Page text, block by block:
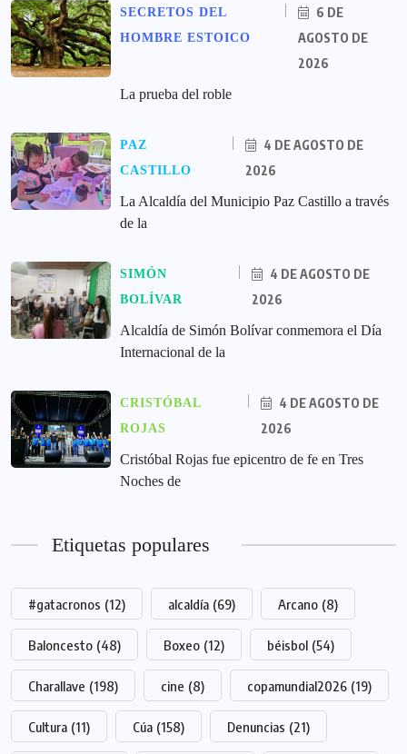
SECRETOS DEL
HOMBRE ESTOICO
6 DE
AGOSTO DE
2026
La prueba del roble
PAZ
CASTILLO
4 DE AGOSTO DE
2026
La Alcaldía del Municipio Paz Castillo a través
de la
SIMÓN
BOLÍVAR
4 DE AGOSTO DE
2026
Alcaldía de Simón Bolívar conmemora el Día
Internacional de la
CRISTÓBAL
ROJAS
4 DE AGOSTO DE
2026
Cristóbal Rojas fue epicentro de fe en Tres
Noches de
Etiquetas populares
#gatacronos (12) alcaldía (69) Arcano (8)
Baloncesto (48) Boxeo (12) béisbol (54)
Charallave (198) cine (8) copamundial2026 (19)
Cultura (11) Cúa (158) Denuncias (21)